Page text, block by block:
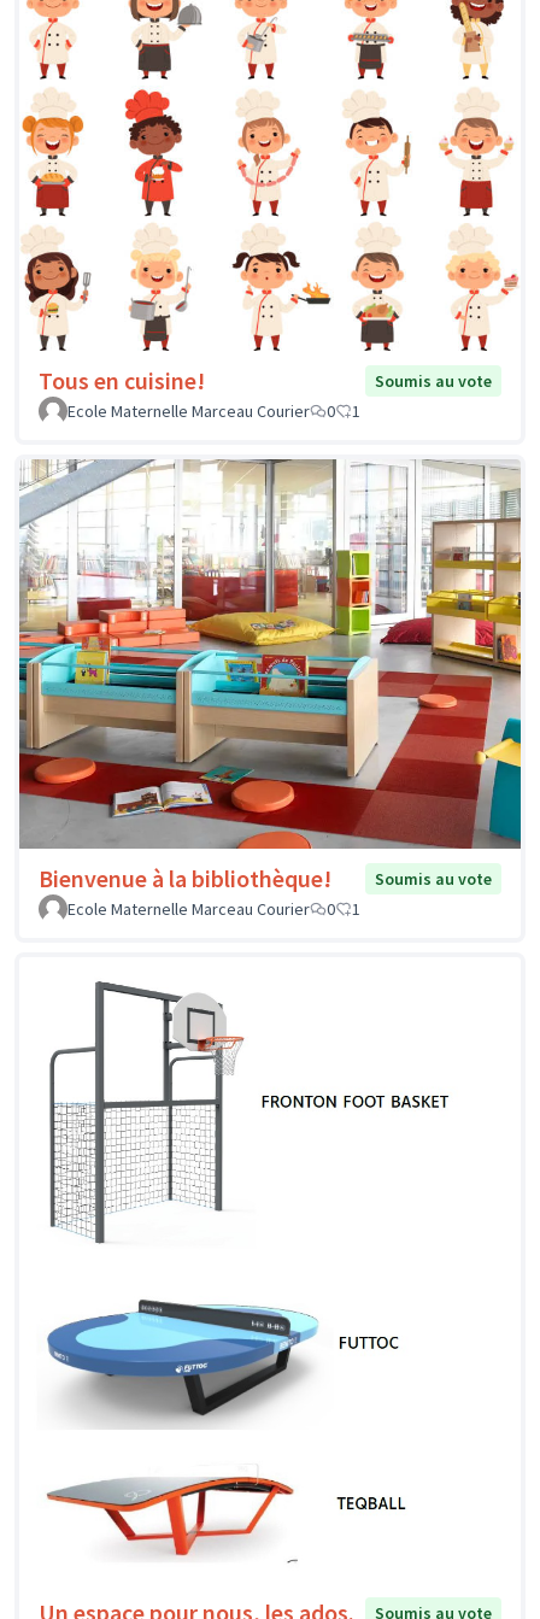
Tous en cuisine!
Soumis au vote
Ecole Maternelle Marceau Courier
0 1
Bienvenue à la bibliothèque!
Soumis au vote
Ecole Maternelle Marceau Courier
0 1
Un espace pour nous, les ados. Soumis au vote